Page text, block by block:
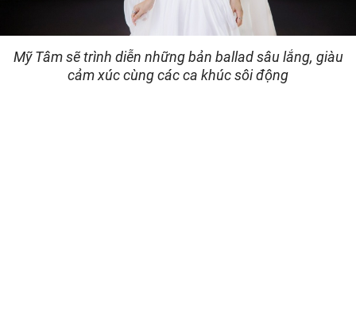
Mỹ Tâm sẽ trình diễn những bản ballad sâu lắng, giàu
cảm xúc cùng các ca khúc sôi động